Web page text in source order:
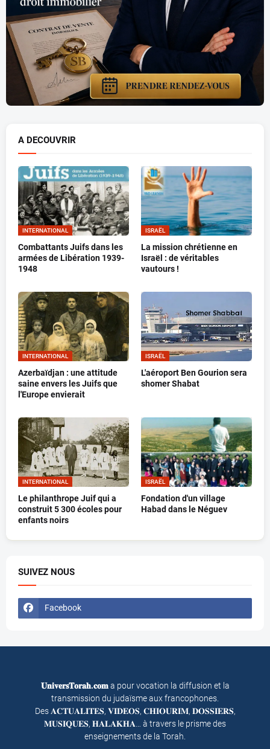
A DECOUVRIR
INTERNATIONAL
Combattants Juifs dans les
armées de Libération 1939-
1948
ISRAËL
La mission chrétienne en
Israël : de véritables
vautours !
INTERNATIONAL
Azerbaïdjan : une attitude
saine envers les Juifs que
l'Europe envierait
ISRAËL
L'aéroport Ben Gourion sera
shomer Shabat
INTERNATIONAL
Le philanthrope Juif qui a
construit 5 300 écoles pour
enfants noirs
ISRAËL
Fondation d'un village
Habad dans le Néguev
SUIVEZ NOUS
Facebook
𝐔𝐧𝐢𝐯𝐞𝐫𝐬𝐓𝐨𝐫𝐚𝐡.𝐜𝐨𝐦a pour vocation la diffusion et la
transmission du judaïsme aux francophones.
Des 𝐀𝐂𝐓𝐔𝐀𝐋𝐈𝐓𝐄𝐒, 𝐕𝐈𝐃𝐄𝐎𝐒, 𝐂𝐇𝐈𝐎𝐔𝐑𝐈𝐌, 𝐃𝐎𝐒𝐒𝐈𝐄𝐑𝐒,
𝐌𝐔𝐒𝐈𝐐𝐔𝐄𝐒, 𝐇𝐀𝐋𝐀𝐊𝐇𝐀… à travers le prisme des
enseignements de la Torah.